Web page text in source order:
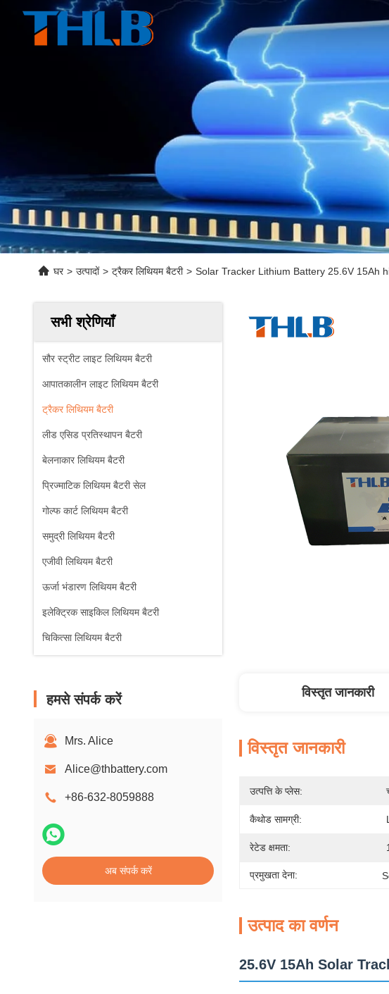
घर > उत्पादों > ट्रैकर लिथियम बैटरी > Solar Tracker Lithium Battery 25.6V 15Ah
सभी श्रेणियाँ
सौर स्ट्रीट लाइट लिथियम बैटरी
आपातकालीन लाइट लिथियम बैटरी
ट्रैकर लिथियम बैटरी
लीड एसिड प्रतिस्थापन बैटरी
बेलनाकार लिथियम बैटरी
प्रिज्माटिक लिथियम बैटरी सेल
गोल्फ कार्ट लिथियम बैटरी
समुद्री लिथियम बैटरी
एजीवी लिथियम बैटरी
ऊर्जा भंडारण लिथियम बैटरी
इलेक्ट्रिक साइकिल लिथियम बैटरी
चिकित्सा लिथियम बैटरी
हमसे संपर्क करें
Mrs. Alice
Alice@thbattery.com
+86-632-8059888
अब संपर्क करें
विस्तृत जानकारी
विस्तृत जानकारी
उत्पत्ति के प्लेस:
कैथोड सामग्री:
रेटेड क्षमता:
प्रमुखता देना:
उत्पाद का वर्णन
25.6V 15Ah Solar